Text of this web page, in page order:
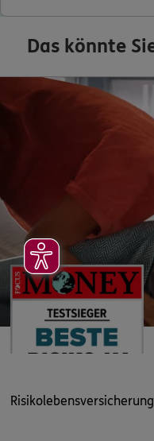
Das könnte
Risikolebensversicherung